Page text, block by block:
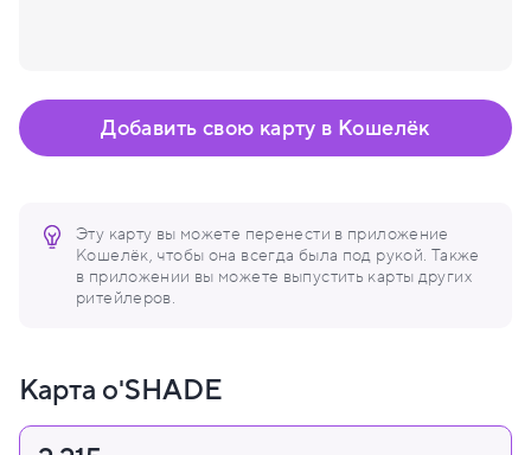
Эту карту вы можете перенести в приложение
Кошелёк, чтобы она всегда была под рукой. Также
в приложении вы можете выпустить карты других
ритейлеров.
Добавить свою карту в Кошелёк
Карта o'SHADE